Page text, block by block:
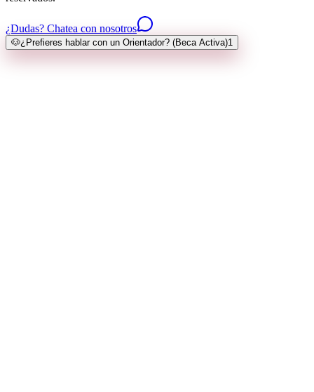
¿Dudas? Chatea con nosotros
🐶¿Prefieres hablar con un Orientador? (Beca Activa)1